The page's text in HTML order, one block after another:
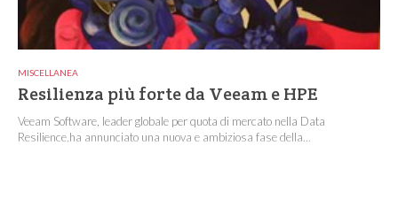
MISCELLANEA
Resilienza più forte da Veeam e HPE
Veeam Software, leader globale per quota di mercato nella Data
Resilience,ha annunciato una nuova e ambiziosa fase della...